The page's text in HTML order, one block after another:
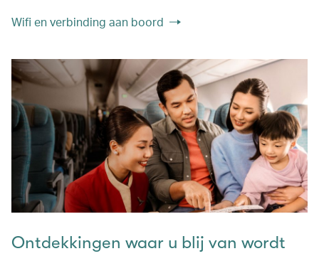
Wifi en verbinding aan boord
Ontdekkingen waar u blij van wordt